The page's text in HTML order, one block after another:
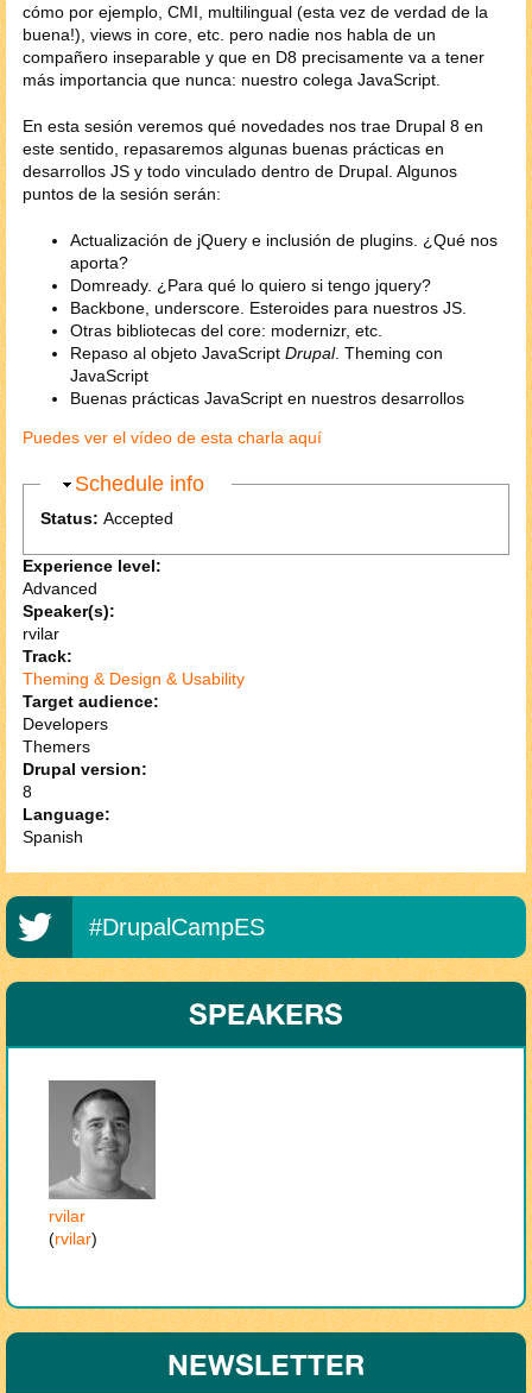
cómo por ejemplo, CMI, multilingual (esta vez de verdad de la
buena!), views in core, etc. pero nadie nos habla de un
compañero inseparable y que en D8 precisamente va a tener
más importancia que nunca: nuestro colega JavaScript.
En esta sesión veremos qué novedades nos trae Drupal 8 en
este sentido, repasaremos algunas buenas prácticas en
desarrollos JS y todo vinculado dentro de Drupal. Algunos
puntos de la sesión serán:
Actualización de jQuery e inclusión de plugins. ¿Qué nos
aporta?
Domready. ¿Para qué lo quiero si tengo jquery?
Backbone, underscore. Esteroides para nuestros JS.
Otras bibliotecas del core: modernizr, etc.
Repaso al objeto JavaScript Drupal. Theming con
JavaScript
Buenas prácticas JavaScript en nuestros desarrollos
Puedes ver el vídeo de esta charla aquí
Hide
Schedule info
Status: Accepted
Experience level:
Advanced
Speaker(s):
rvilar
Track:
Theming & Design & Usability
Target audience:
Developers
Themers
Drupal version:
8
Language:
Spanish
#DrupalCampES
SPEAKERS
rvilar
(rvilar)
NEWSLETTER